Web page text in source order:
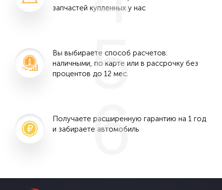
запчастей купленных у нас
Вы выбираете способ расчетов:
наличными, по карте или в рассрочку без
процентов до 12 мес.
5
Получаете расширенную гарантию на 1 год
и забираете автомобиль
6